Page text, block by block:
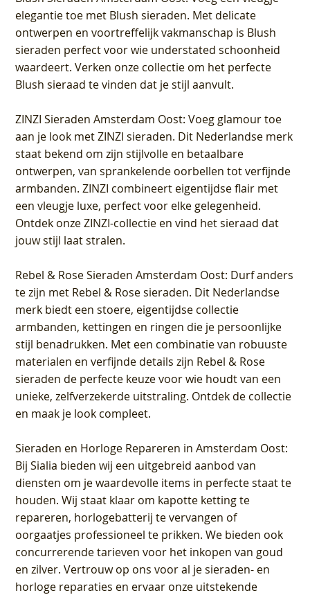
elegantie toe met Blush sieraden. Met delicate
ontwerpen en voortreffelijk vakmanschap is Blush
sieraden perfect voor wie understated schoonheid
waardeert. Verken onze collectie om het perfecte
Blush sieraad te vinden dat je stijl aanvult.
ZINZI Sieraden Amsterdam Oost: Voeg glamour toe
aan je look met ZINZI sieraden. Dit Nederlandse merk
staat bekend om zijn stijlvolle en betaalbare
ontwerpen, van sprankelende oorbellen tot verfijnde
armbanden. ZINZI combineert eigentijdse flair met
een vleugje luxe, perfect voor elke gelegenheid.
Ontdek onze ZINZI-collectie en vind het sieraad dat
jouw stijl laat stralen.
Rebel & Rose Sieraden Amsterdam Oost: Durf anders
te zijn met Rebel & Rose sieraden. Dit Nederlandse
merk biedt een stoere, eigentijdse collectie
armbanden, kettingen en ringen die je persoonlijke
stijl benadrukken. Met een combinatie van robuuste
materialen en verfijnde details zijn Rebel & Rose
sieraden de perfecte keuze voor wie houdt van een
unieke, zelfverzekerde uitstraling. Ontdek de collectie
en maak je look compleet.
Sieraden en Horloge Repareren in Amsterdam Oost:
Bij Sialia bieden wij een uitgebreid aanbod van
diensten om je waardevolle items in perfecte staat te
houden. Wij staat klaar om kapotte ketting te
repareren, horlogebatterij te vervangen of
oorgaatjes professioneel te prikken. We bieden ook
concurrerende tarieven voor het inkopen van goud
en zilver. Vertrouw op ons voor al je sieraden- en
horloge reparaties en ervaar onze uitstekende